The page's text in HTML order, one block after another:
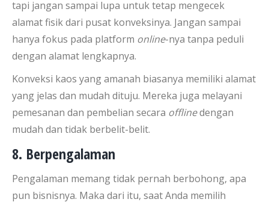
tapi jangan sampai lupa untuk tetap mengecek
alamat fisik dari pusat konveksinya. Jangan sampai
hanya fokus pada platform online-nya tanpa peduli
dengan alamat lengkapnya.
Konveksi kaos yang amanah biasanya memiliki alamat
yang jelas dan mudah dituju. Mereka juga melayani
pemesanan dan pembelian secara offlinedengan
mudah dan tidak berbelit-belit.
8. Berpengalaman
Pengalaman memang tidak pernah berbohong, apa
pun bisnisnya. Maka dari itu, saat Anda memilih